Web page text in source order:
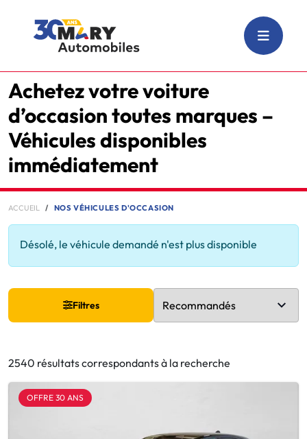
Achetez votre voiture
d’occasion toutes marques –
Véhicules disponibles
immédiatement
ACCUEIL NOS VÉHICULES D'OCCASION
Désolé, le véhicule demandé n'est plus disponible
Filtres
2540 résultats correspondants à la recherche
OFFRE 30 ANS